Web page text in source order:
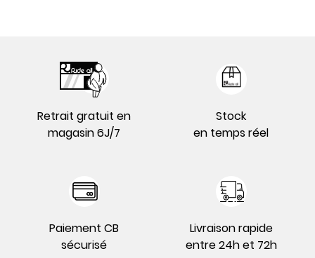
Retrait gratuit en
magasin 6J/7
Stock
en temps réel
Paiement CB
sécurisé
Livraison rapide
entre 24h et 72h